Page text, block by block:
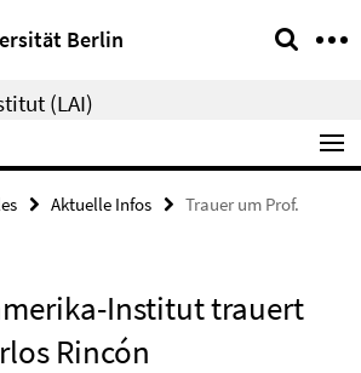
Berlin
(LAI)
Aktuelle Infos
Trauer um Prof.
Institut trauert
Rincón